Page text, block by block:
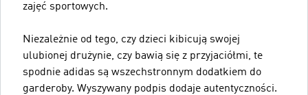
zajęć sportowych.
Niezależnie od tego, czy dzieci kibicują swojej
ulubionej drużynie, czy bawią się z przyjaciółmi, te
spodnie adidas są wszechstronnym dodatkiem do
garderoby. Wyszywany podpis dodaje autentyczności.